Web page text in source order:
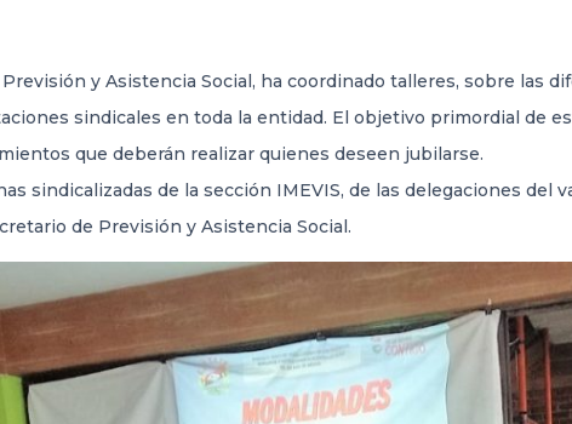
Previsión y Asistencia Social, ha coordinado talleres, sobre las
sindicales en toda la entidad. El objetivo primordial de
que deberán realizar quienes deseen jubilarse.
sindicalizadas de la sección IMEVIS, de las delegaciones del
de Previsión y Asistencia Social.